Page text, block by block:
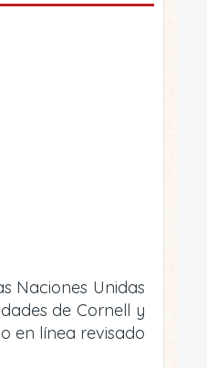
Naciones Unidas
de Cornell y
en línea revisado